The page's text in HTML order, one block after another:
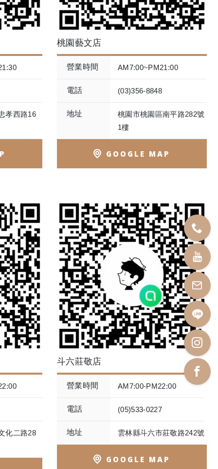
孝西路16
桃園藝文店
營業時間 AM7:00~PM21:00
電話 (03)356-8848
地址
桃園市桃園區南平路282號
1樓
GOOGLE MAP
化二路28
斗六莊敬店
營業時間 AM7:00-PM22:00
電話 (05)533-0227
地址 雲林縣斗六市莊敬路242號
GOOGLE MAP